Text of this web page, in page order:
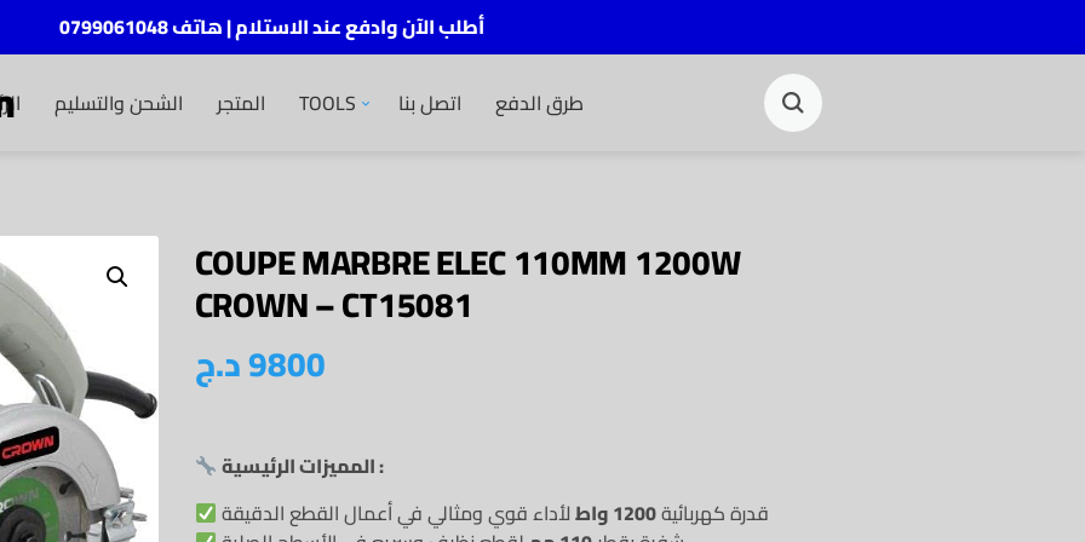
أطلب الآن وادفع عند الاستلام | هاتف 0799061048
الشحن والتسليم المتجر TOOLS اتصل بنا طرق الدفع
COUPE MARBRE ELEC 110MM 1200W
CROWN – CT15081
9800د.ج
المميزات الرئيسية :
قدرة كهربائية1200 واط
لأداء قوي ومثالي في أعمال القطع الدقيقة